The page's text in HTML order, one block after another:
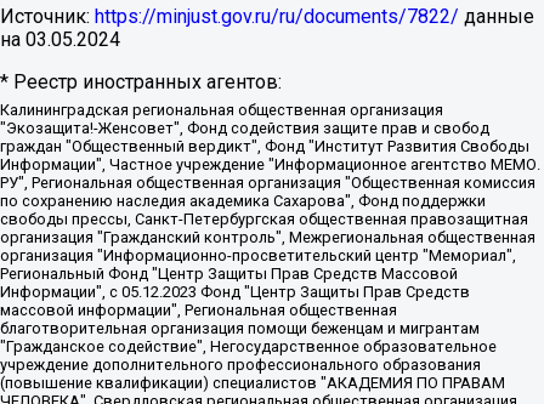
Источник: https://minjust.gov.ru/ru/documents/7822/ данные
на 03.05.2024
* Реестр иностранных агентов:
Калининградская региональная общественная организация "Экозащита!-Женсовет", Фонд содействия защите прав и свобод граждан "Общественный вердикт", Фонд "Институт Развития Свободы Информации", Частное учреждение "Информационное агентство МЕМО. РУ", Региональная общественная организация "Общественная комиссия по сохранению наследия академика Сахарова", Фонд поддержки свободы прессы, Санкт-Петербургская общественная правозащитная организация "Гражданский контроль", Межрегиональная общественная организация "Информационно-просветительский центр "Мемориал", Региональный Фонд "Центр Защиты Прав Средств Массовой Информации", с 05.12.2023 Фонд "Центр Защиты Прав Средств массовой информации", Региональная общественная благотворительная организация помощи беженцам и мигрантам "Гражданское содействие", Негосударственное образовательное учреждение дополнительного профессионального образования (повышение квалификации) специалистов "АКАДЕМИЯ ПО ПРАВАМ ЧЕЛОВЕКА", Свердловская региональная общественная организация "Сутяжник", Автономная некоммерческая организация "Центр независимых социологических исследований", Союз общественных объединений "Российский исследовательский центр по правам человека", Региональное общественное учреждение научно-информационный центр "МЕМОРИАЛ", Некоммерческая организация "Фонд защиты гласности", Автономная некоммерческая организация "Институт прав человека", Городская общественная организация "Екатеринбургское общество "МЕМОРИАЛ", Городская общественная организация "Рязанское историко-просветительское и правозащитное общество "Мемориал" (Рязанский Мемориал), Челябинский региональный орган общественной самодеятельности – женское общественное объединение "Женщины Евразии", Челябинский региональный орган общественной самодеятельности "Уральская правозащитная группа", Фонд содействия защите здоровья и социальной справедливости имени Андрея Рылькова, Автономная Некоммерческая Организация "Аналитический Центр Юрия Левады", Автономная некоммерческая организация социальной поддержки населения "Проект Апрель", Региональная общественная организация помощи женщинам и детям, находящимся в кризисной ситуации "Информационно-методический центр "Анна", Фонд содействия развитию массовых коммуникаций и правовому просвещению "Так-так-Так", Фонд содействия устойчивому развитию "Серебряная тайга", Свердловский региональный общественный фонд социальных проектов "Новое время", "Idel.Реалии", Кавказ.Реалии, Крым.Реалии, Телеканал Настоящее Время, Татаро-башкирская служба Радио Свобода (Azatliq Radiosi), Радио Свободная Европа/Радио Свобода (PCE/PC), "Сибирь.Реалии", "Фактограф", Благотворительный фонд помощи осужденным и их семьям, Автономная некоммерческая организация "Институт глобализации и социальных движений", Фонд "В защиту прав заключенных", Частное учреждение "Центр поддержки и содействия развитию средств массовой информации", Пензенский региональный общественный благотворительный фонд "Гражданский союз", "Север.Реалии", Некоммерческая организация Фонд "Правовая инициатива", Общество с ограниченной ответственностью "Радио Свободная Европа/Радио Свобода", Чешское информационное агентство "MEDIUM-ORIENT", Красноярская региональная общественная организация "Мы против СПИДа", Камалягин Денис Николаевич, Маркелов Сергей Евгеньевич, Пономарев Лев Александрович, Савицкая Людмила Алексеевна, Автономная некоммерческая организация "Центр по работе с проблемой насилия "НАСИЛИЮ.НЕТ", Межрегиональный профессиональный союз работников здравоохранения "Альянс врачей", Юридическое лицо, зарегистрированное в Латвийской Республике, SIA "Medusa Project" (регистрационный номер 40103797863, дата регистрации 10.06.2014), Некоммерческая организация "Фонд по борьбе с коррупцией", Автономная некоммерческая организация "Институт права и публичной политики", Баданин Роман Сергеевич, Гликин Максим Александрович, Железнова Мария Михайловна, Лукьянова Юлия Сергеевна, Маетная Елизавета Витальевна, Маняхин Петр Борисович, Чуракова Ольга Владимировна, Ярош Юлия Петровна, Юридическое лицо "The Insider SIA", зарегистрированное в Риге, Латвийская Республика (дата регистрации 26.06.2015), являющееся администратором доменного имени интернет-издания "The Insider SIA", https://theins.ru, Постернак Алексей Евгеньевич, Рубин Михаил Аркадьевич, Анин Роман Александрович, Юридическое лицо Istories fonds, зарегистрированное в Латвийской Республике (регистрационный номер 50008295751, дата регистрации 24.02.2020), Великовский Дмитрий Александрович, Долинина Ирина Николаевна, Мароховская Алеся Алексеевна, Шлейнов Роман Юрьевич, Шмагун Олеся Валентиновна, Общество с ограниченной ответственностью "Альтаир 2021", Общество с ограниченной ответственностью "Вега 2021", Общество с ограниченной ответственностью "Главный редактор 2021", Общество с ограниченной ответственностью "Ромашки монолит", Важенков Артем Валерьевич, Ивановская областная общественная организация "Центр гендерных исследований", Гурман Юрий Альбертович, Медиапроект "ОВД-Инфо", Егоров Владимир Владимирович, Жилинский Владимир Александрович, Общество с ограниченной ответственностью "ЗП", Иванова София Юрьевна, Карезина Инна Павловна, Кильтау Екатерина Викторовна, Петров Алексей Викторович, Пискунов Сергей Евгеньевич, Смирнов Сергей Сергеевич, Тихонов Михаил Сергеевич, Общество с ограниченной ответственностью "ЖУРНАЛИСТ-ИНОСТРАННЫЙ АГЕНТ", Арапова Галина Юрьевна, Вольтская Татьяна Анатольевна, Американская компания "Mason G.E.S. Anonymous Foundation" (США), являющаяся владельцем интернет-издания https://mnews.world/, Компания "Stichting Bellingcat", зарегистрированная в Нидерландах (дата регистрации 11.07.2018), Захаров Андрей Вячеславович, Клепиковская Екатерина Дмитриевна, Общество с ограниченной ответственностью "МЕМО", Перл Роман Александрович, Симонов Евгений Алексеевич, Соловьева Елена Анатольевна, Сотников Даниил Владимирович, Сурначева Елизавета Дмитриевна, Автономная некоммерческая организация по защите прав человека и информированию населения "Якутия – Наше Мнение", Общество с ограниченной ответственностью "Москоу диджитал медиа", с 26.01.2023 Общество с ограниченной ответственностью "Чайка Белые сады", Ветошкина Валерия Валерьевна, Заговора Максим Александрович, Межрегиональное общественное движение "Российская ЛГБТ - сеть", Оленичев Максим Владимирович, Павлов Иван Юрьевич, Скворцова Елена Сергеевна, Общество с ограниченной ответственностью "Как бы инагент", Кочетков Игорь Викторович, Общество с ограниченной ответственностью "Честные выборы", Еланчик Олег Александрович, Общество с ограниченной ответственностью "Нобелевский призыв", Гималова Регина Эмилевна, Григорьев Андрей Валерьевич, Григорьева Алина Александровна, Ассоциация по содействию защите прав призывников, альтернативнослужащих и военнослужащих "Правозащитная группа "Гражданин.Армия.Право", Хисамова Регина Фаритовна, Автономная некоммерческая организация по реализации социально-правовых программ "Лилит", Дальневосточное общественное движение "Маяк", Санкт-Петербургская ЛГБТ-инициативная группа "Выход", Инициативная группа ЛГБТ+ "Реверс", Алексеев Андрей Викторович, Бекбулатова Таисия Львовна, Беляев Иван Михайлович, Владыкина Елена Сергеевна, Гельман Марат Александрович, Никульшина Вероника Юрьевна, Толоконникова Надежда Андреевна, Шендерович Виктор Анатольевич, Общество с ограниченной ответственностью "Данное сообщение", Общество с ограниченной ответственностью Издательский дом "Новая глава", Айнбиндер Александра Александровна, Московский комьюнити-центр для ЛГБТ+инициатив, Благотворительный фонд развития филантропии, Deutsche Welle (Германия, Kurt-Schumacher-Strasse 3, 53113 Bonn), Борзунова Мария Михайловна, Воробьев Виктор Викторович, Голубева Анна Львовна, Константинова Алла Михайловна, Малкова Ирина Владимировна, Мурадов Мурад Абдулгалимович, Осетинская Елизавета Николаевна, Понасенков Евгений Николаевич, Ганапольский Матвей Юрьевич, Киселев Евгений Алексеевич, Борухович Ирина Григорьевна, Дремин Иван Тимофеевич, Дубровский Дмитрий Викторович, Красноярская региональная общественная организация поддержки и развития альтернативных образовательных технологий и межкультурных коммуникаций "ИНТЕРРА", Маяковская Екатерина Алексеевна, Фейгин Марк Захарович, Филимонов Андрей Викторович, Дзугкоева Регина Николаевна, Доброхотов Роман Александрович, Дудь Юрий Александрович, Елкин Сергей Владимирович, Кругликов Кирилл Игоревич, Сабунаева Мария Леонидовна, Семенов Алексей Владимирович, Шаинян Карен Багратович, Шульман Екатерина Михайловна, Асафьев Артур Валерьевич, Вахштайн Виктор Семенович, Венедиктов Алексей Алексеевич, Лушникова Екатерина Евгеньевна, Волков Леонид Михайлович, Невзоров Александр Глебович, Пархоменко Сергей Борисович, Сироткин Ярослав Николаевич, Кара-Мурза Владимир Владимирович, Баранова Наталья Владимировна, Гозман Леонид Яковлевич, Кагарлицкий Борис Юльевич, Климарев Михаил Валерьевич, Милов Владимир Станиславович, Автономная некоммерческая организация Краснодарский центр современного искусства "Типография", Моргенштерн Алишер Тагирович, Соболь Любовь Эдуардовна, Общество с ограниченной ответственностью "ЛИЗА НОРМ", Каспаров Гарри Кимович, Ходорковский Михаил Борисович, Общество с ограниченной ответственностью "Апрельские тезисы", Данилович Ирина Брониславовна, Кашин Олег Владимирович, Петров Николай Владимирович, Пивоваров Алексей Владимирович, Соколов Михаил Владимирович, Цветкова Юлия Владимировна, Чичваркин Евгений Александрович, Комитет против пыток/Команда против пыток, Общество с ограниченной ответственностью "Первый научный", Общество с ограниченной ответственностью "Вертолет и ко", Белоцерковская Вероника Борисовна, Кац Максим Евгеньевич, Лазарева Татьяна Юрьевна, Шаведдинов Руслан Табризович, Яшин Илья Валерьевич, Общество с ограниченной ответственностью "Иноагент ААВ", Алешковский Дмитрий Петрович, Альбац Евгения Марковна, Быков Дмитрий Львович, Галямина Юлия Евгеньевна, Лойко Сергей Леонидович, Мартынов Кирилл Константинович, Медведев Сергей Александрович, Крашенинников Федор Геннадиевич, Гордеева Катерина Вл